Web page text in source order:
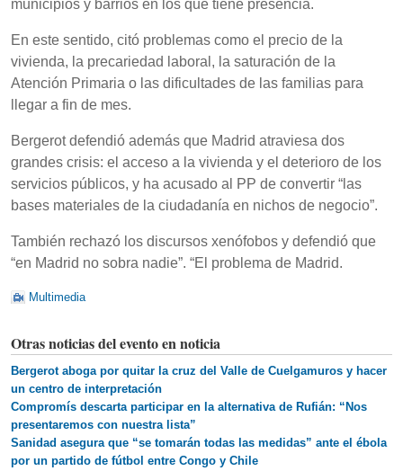
municipios y barrios en los que tiene presencia.
En este sentido, citó problemas como el precio de la
vivienda, la precariedad laboral, la saturación de la
Atención Primaria o las dificultades de las familias para
llegar a fin de mes.
Bergerot defendió además que Madrid atraviesa dos
grandes crisis: el acceso a la vivienda y el deterioro de los
servicios públicos, y ha acusado al PP de convertir “las
bases materiales de la ciudadanía en nichos de negocio”.
También rechazó los discursos xenófobos y defendió que
“en Madrid no sobra nadie”. “El problema de Madrid.
Multimedia
Otras noticias del evento en noticia
Bergerot aboga por quitar la cruz del Valle de Cuelgamuros y hacer
un centro de interpretación
Compromís descarta participar en la alternativa de Rufián: “Nos
presentaremos con nuestra lista”
Sanidad asegura que “se tomarán todas las medidas” ante el ébola
por un partido de fútbol entre Congo y Chile